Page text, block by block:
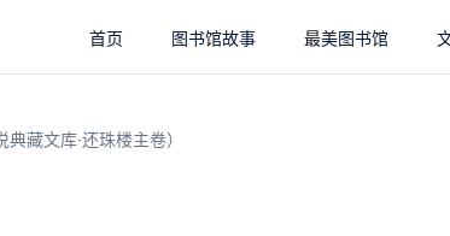
首页 图书馆故事 最美图书馆
藏文库·还珠楼主卷）